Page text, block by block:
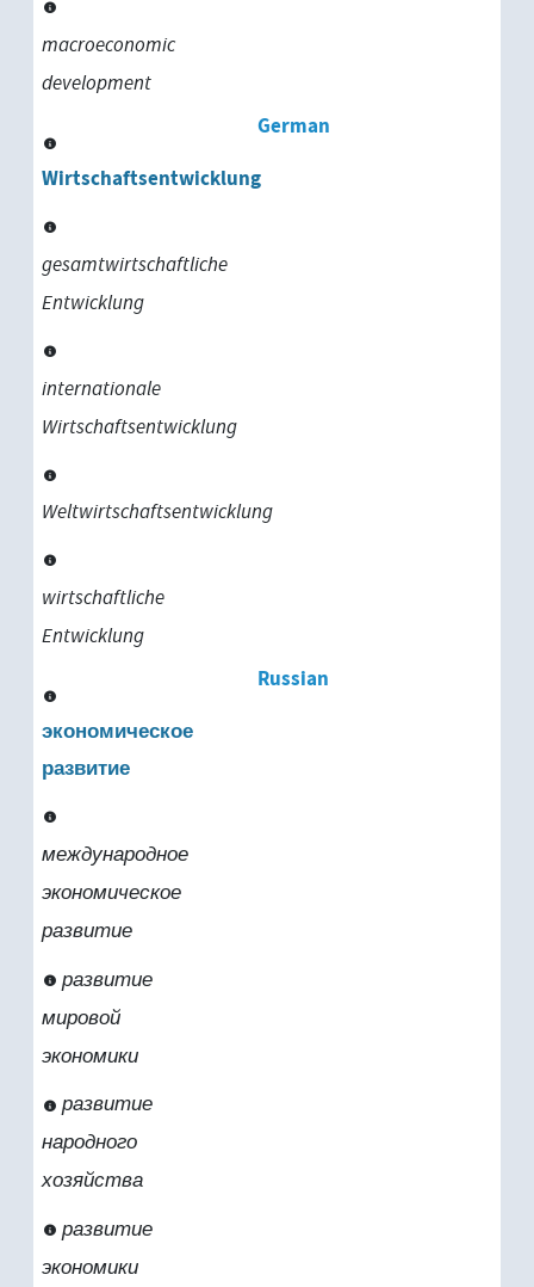
macroeconomic
development
German
Wirtschaftsentwicklung
gesamtwirtschaftliche
Entwicklung
internationale
Wirtschaftsentwicklung
Weltwirtschaftsentwicklung
wirtschaftliche
Entwicklung
Russian
экономическое
развитие
международное
экономическое
развитие
развитие
мировой
экономики
развитие
народного
хозяйства
развитие
экономики